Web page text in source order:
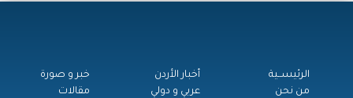
الرئيســية
من نحن
أخبار الأردن
عربي و دولي
خبر و صورة
مقالات